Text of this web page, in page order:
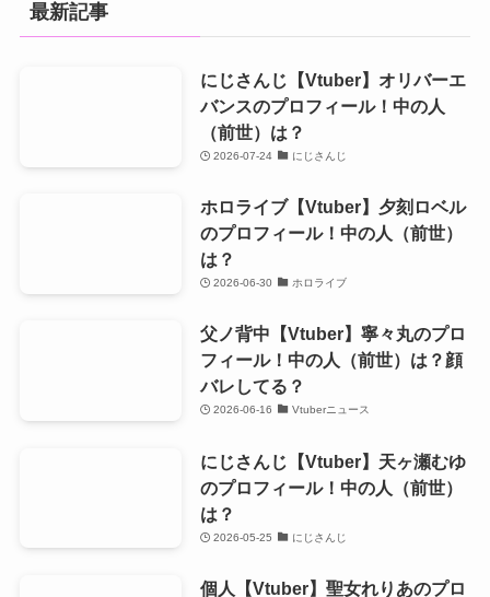
最新記事
にじさんじ【Vtuber】オリバーエ
バンスのプロフィール！中の人
（前世）は？
2026-07-24 にじさんじ
ホロライブ【Vtuber】夕刻ロベル
のプロフィール！中の人（前世）
は？
2026-06-30 ホロライブ
父ノ背中【Vtuber】寧々丸のプロ
フィール！中の人（前世）は？顔
バレしてる？
2026-06-16 Vtuberニュース
にじさんじ【Vtuber】天ヶ瀬むゆ
のプロフィール！中の人（前世）
は？
2026-05-25 にじさんじ
個人【Vtuber】聖女れりあのプロ